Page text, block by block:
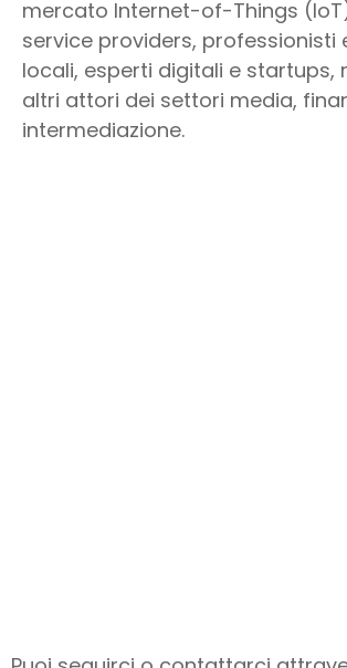
mercato Internet-of-Things
service providers, professionisti
locali, esperti digitali e startups,
altri attori dei settori media,
intermediazione.